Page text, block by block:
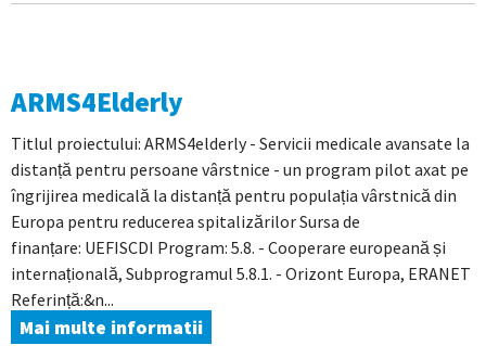
ARMS4Elderly
Titlul proiectului: ARMS4elderly - Servicii medicale avansate la
distanță pentru persoane vârstnice - un program pilot axat pe
îngrijirea medicală la distanță pentru populația vârstnică din
Europa pentru reducerea spitalizărilor Sursa de
finanțare: UEFISCDI Program: 5.8. - Cooperare europeană și
internațională, Subprogramul 5.8.1. - Orizont Europa, ERANET
Referință:&n...
Mai multe informatii